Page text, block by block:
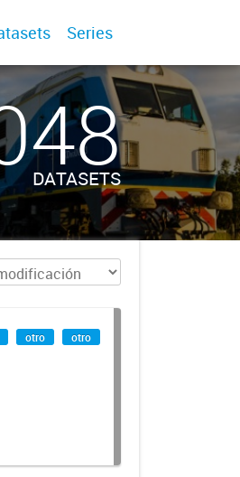
Series
DATASETS
otro otro